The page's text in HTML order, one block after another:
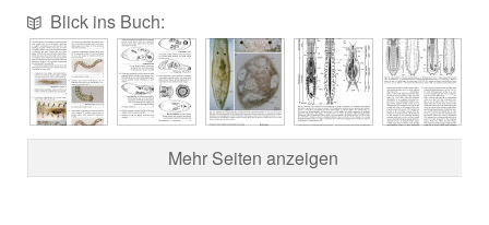
Blick ins Buch:
Mehr Seiten anzeigen